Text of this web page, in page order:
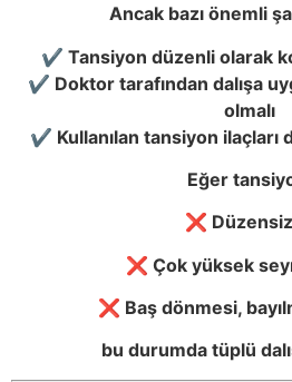
Ancak bazı önemli
✔️ Tansiyon düzenli olarak
✔️ Doktor tarafından dalışa
olmalı
✔️ Kullanılan tansiyon ilaçları
Eğer
❌
❌ Çok yüksek
❌ Baş dönmesi,
bu durumda tüplü